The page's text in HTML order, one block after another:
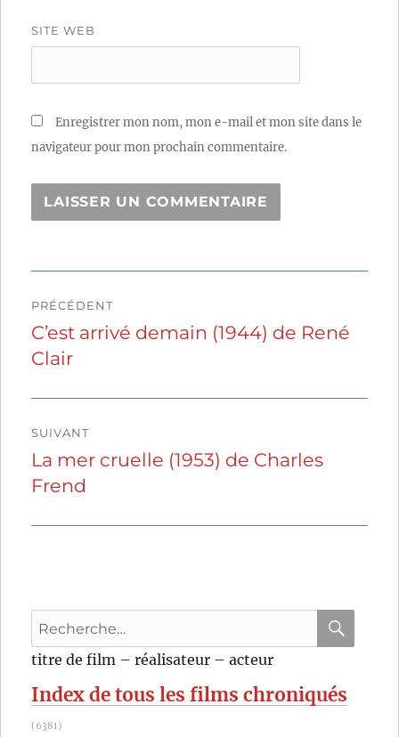
SITE WEB
Enregistrer mon nom, mon e-mail et mon site dans le
navigateur pour mon prochain commentaire.
de
l’article
PRÉCÉDENT
Publication
précédente :
C’est arrivé demain (1944) de René
Clair
SUIVANT
Publication
suivante :
La mer cruelle (1953) de Charles
Frend
Recherche
pour
:
titre de film – réalisateur – acteur
Index de tous les films chroniqués
(6381)